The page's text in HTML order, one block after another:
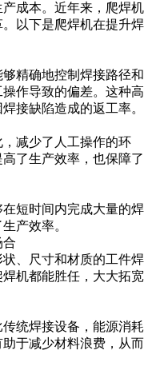
成本。近年来，爬焊机
以下是爬焊机在提升焊
精确地控制焊接路径和
作导致的偏差。这种高
接缺陷造成的返工率。
减少了人工操作的环
了生产效率，也保障了
短时间内完成大量的焊
产效率。
、尺寸和材质的工件焊
机都能胜任，大大拓宽
统焊接设备，能源消耗
于减少材料浪费，从而